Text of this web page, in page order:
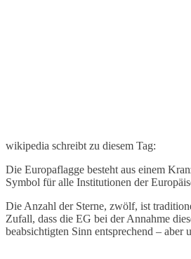
wikipedia schreibt zu diesem Tag:
Die Europaflagge besteht aus einem
Symbol für alle Institutionen der
Die Anzahl der Sterne, zwölf, ist
Zufall, dass die EG bei der Annahme
beabsichtigten Sinn entsprechend – aber